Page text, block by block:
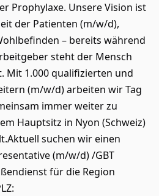
Prophylaxe. Unsere Vision ist
der Patienten (m/w/d),
– bereits während
steht der Mensch
Mit 1.000 qualifizierten und
(m/w/d) arbeiten wir Tag
immer weiter zu
Hauptsitz in Nyon (Schweiz)
suchen wir einen
(m/w/d) /GBT
für die Region